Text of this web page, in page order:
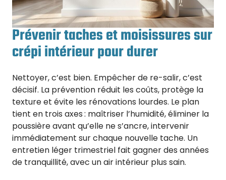
Prévenir taches et moisissures sur
crépi intérieur pour durer
Nettoyer, c’est bien. Empêcher de re-salir, c’est
décisif. La prévention réduit les coûts, protège la
texture et évite les rénovations lourdes. Le plan
tient en trois axes : maîtriser l’humidité, éliminer la
poussière avant qu’elle ne s’ancre, intervenir
immédiatement sur chaque nouvelle tache. Un
entretien léger trimestriel fait gagner des années
de tranquillité, avec un air intérieur plus sain.